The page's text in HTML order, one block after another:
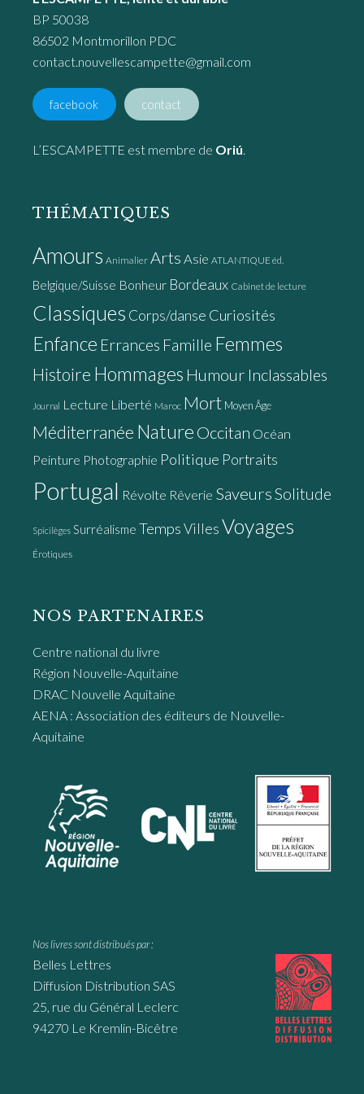
BP 50038
86502 Montmorillon PDC
contact.nouvellescampette@gmail.com
facebook contact
L’ESCAMPETTE est membre de Oriú
THÉMATIQUES
Amours Animalier Arts Asie ATLANTIQUE éd.
Belgique/Suisse Bonheur Bordeaux Cabinet de lecture
Classiques Corps/danse Curiosités
Enfance Errances Famille Femmes
Histoire Hommages Humour Inclassables
Journal Lecture Liberté Maroc Mort Moyen Âge
Méditerranée Nature Occitan Océan
Peinture Photographie Politique Portraits
Portugal Révolte Rêverie Saveurs Solitude
Spicilèges Surréalisme TempsVillesVoyages
Érotiques
NOS PARTENAIRES
Centre national du livre
Région Nouvelle-Aquitaine
DRAC Nouvelle Aquitaine
AENA : Association des éditeurs de Nouvelle-
Aquitaine
Nos livres sont distribués par :
Belles Lettres
Diffusion Distribution SAS
25, rue du Général Leclerc
94270 Le Kremlin-Bicêtre